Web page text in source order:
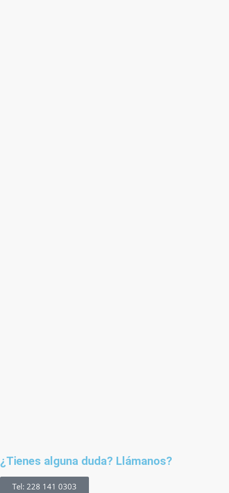
¿Tienes alguna duda? Llámanos?
Tel: 228 141 0303